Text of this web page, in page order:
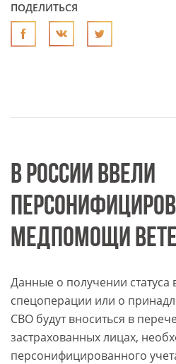
ПОДЕЛИТЬСЯ
В РОССИИ ВВЕЛИ
МЕДПОМОЩИ
Данные о получении статуса
спецоперации или о
СВО будут вноситься в
застрахованных лицах,
персонифицированного